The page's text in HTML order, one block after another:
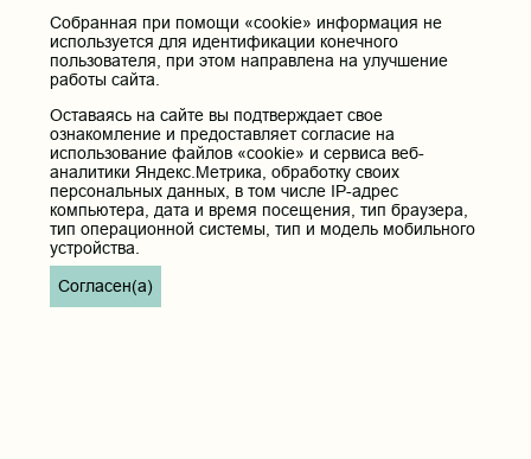
Собранная при помощи «cookie» информация не
используется для идентификации конечного
пользователя, при этом направлена на улучшение
работы сайта.
Оставаясь на сайте вы подтверждает свое
ознакомление и предоставляет согласие на
использование файлов «cookie» и сервиса веб-
аналитики Яндекс.Метрика, обработку своих
персональных данных, в том числе IP-адрес
компьютера, дата и время посещения, тип браузера,
тип операционной системы, тип и модель мобильного
устройства.
Согласен(а)